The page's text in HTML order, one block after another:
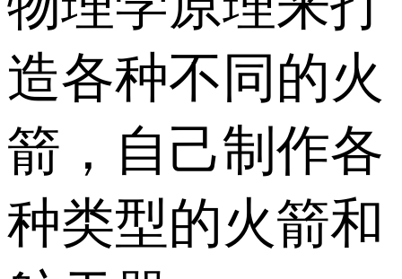
造各种不同的火
箭，自己制作各
种类型的火箭和